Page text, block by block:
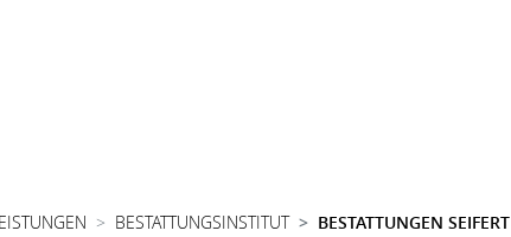
BESTATTUNGSINSTITUT BESTATTUNGEN SEIFERT